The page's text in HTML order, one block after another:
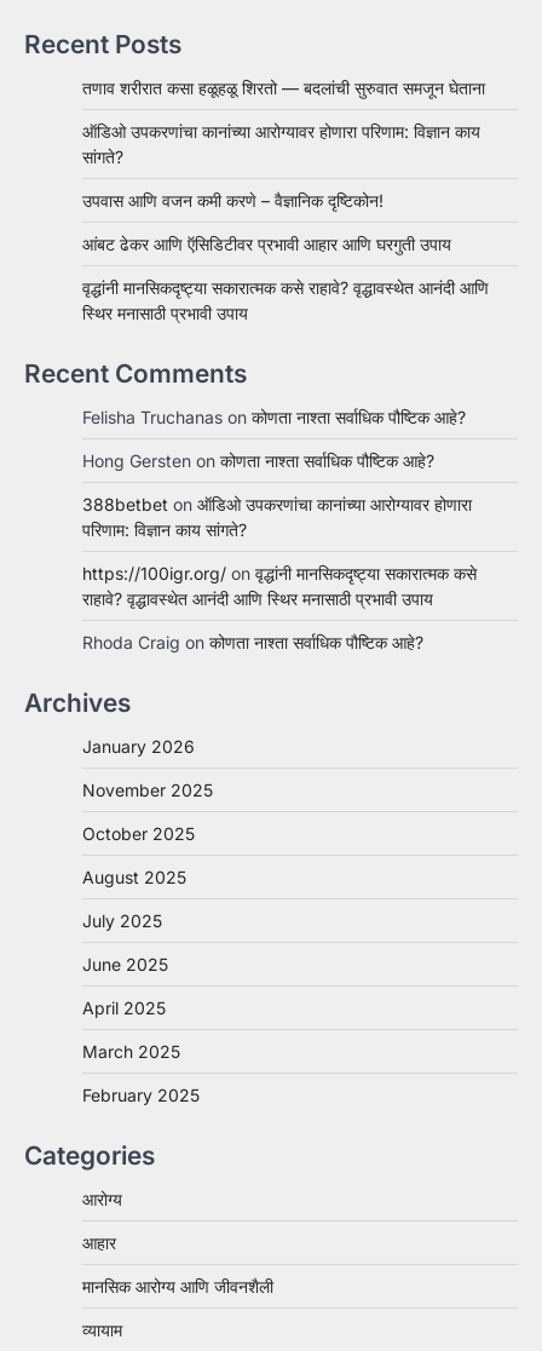
Recent Posts
तणाव शरीरात कसा हळूहळू शिरतो — बदलांची सुरुवात समजून घेताना
ऑडिओ उपकरणांचा कानांच्या आरोग्यावर होणारा परिणाम: विज्ञान काय
सांगते?
उपवास आणि वजन कमी करणे – वैज्ञानिक दृष्टिकोन!
आंबट ढेकर आणि ऍसिडिटीवर प्रभावी आहार आणि घरगुती उपाय
वृद्धांनी मानसिकदृष्ट्या सकारात्मक कसे राहावे? वृद्धावस्थेत आनंदी आणि
स्थिर मनासाठी प्रभावी उपाय
Recent Comments
Felisha Truchanas on कोणता नाश्ता सर्वाधिक पौष्टिक आहे?
Hong Gersten on कोणता नाश्ता सर्वाधिक पौष्टिक आहे?
388betbet on ऑडिओ उपकरणांचा कानांच्या आरोग्यावर होणारा
परिणाम: विज्ञान काय सांगते?
https://100igr.org/ on वृद्धांनी मानसिकदृष्ट्या सकारात्मक कसे
राहावे? वृद्धावस्थेत आनंदी आणि स्थिर मनासाठी प्रभावी उपाय
Rhoda Craig on कोणता नाश्ता सर्वाधिक पौष्टिक आहे?
Archives
January 2026
November 2025
October 2025
August 2025
July 2025
June 2025
April 2025
March 2025
February 2025
Categories
आरोग्य
आहार
मानसिक आरोग्य आणि जीवनशैली
व्यायाम